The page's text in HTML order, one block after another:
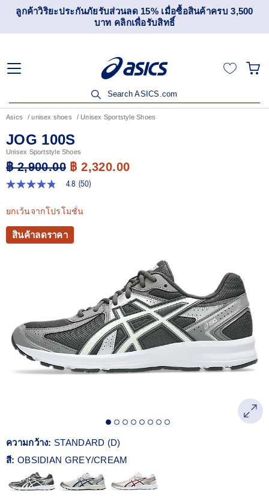
วนลด 15% เมื่อซื้อสินค้าครบ 3,500
เข้าร่วม OneASICS™
Search ASICS.com
Asics unisex shoes Unisex Sportstyle Shoes
JOG 100S
Unisex Sportstyle Shoes
฿ 2,900.00 ฿ 2,320.00
4.8
5
ดาว
ค่า
คะแนน
เฉลี่ย
4.8 (50)
ยกเว้นจากโปรโมชั่น
สินค้าลดราคา
ความกว้าง: STANDARD (D)
สี: OBSIDIAN GREY/CREAM